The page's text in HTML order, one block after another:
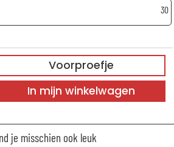
30
Voorproefje
In mijn winkelwagen
je misschien ook leuk